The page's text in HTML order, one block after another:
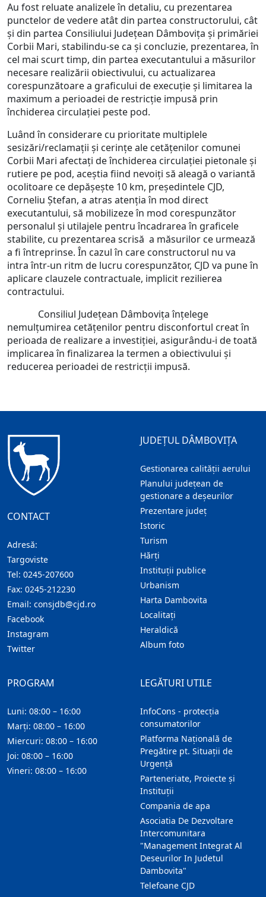
Au fost reluate analizele în detaliu, cu prezentarea
punctelor de vedere atât din partea constructorului, cât
și din partea Consiliului Județean Dâmbovița și primăriei
Corbii Mari, stabilindu-se ca și concluzie, prezentarea, în
cel mai scurt timp, din partea executantului a măsurilor
necesare realizării obiectivului, cu actualizarea
corespunzătoare a graficului de execuție și limitarea la
maximum a perioadei de restricție impusă prin
închiderea circulației peste pod.
Luând în considerare cu prioritate multiplele
sesizări/reclamații și cerințe ale cetățenilor comunei
Corbii Mari afectați de închiderea circulației pietonale și
rutiere pe pod, aceștia fiind nevoiți să aleagă o variantă
ocolitoare ce depășește 10 km, președintele CJD,
Corneliu Ștefan, a atras atenția în mod direct
executantului, să mobilizeze în mod corespunzător
personalul și utilajele pentru încadrarea în graficele
stabilite, cu prezentarea scrisă a măsurilor ce urmează
a fi întreprinse. În cazul în care constructorul nu va
intra într-un ritm de lucru corespunzător, CJD va pune în
aplicare clauzele contractuale, implicit rezilierea
contractului.
Consiliul Județean Dâmbovița înțelege
nemulțumirea cetățenilor pentru disconfortul creat în
perioada de realizare a investiției, asigurându-i de toată
implicarea în finalizarea la termen a obiectivului și
reducerea perioadei de restricții impusă.
CONTACT
Adresă:
Targoviste
Tel: 0245-207600
Fax: 0245-212230
Email: consjdb@cjd.ro
Facebook
Instagram
Twitter
JUDEȚUL DÂMBOVIȚA
Gestionarea calității aerului
Planului județean de
gestionare a deșeurilor
Prezentare judeţ
Istoric
Turism
Hărţi
Instituţii publice
Urbanism
Harta Dambovita
Localitaţi
Heraldică
Album foto
LEGĂTURI UTILE
InfoCons - protecția
consumatorilor
Platforma Națională de
Pregătire pt. Situații de
Urgență
Parteneriate, Proiecte și
Instituții
Compania de apa
Asociatia De Dezvoltare
Intercomunitara
"Management Integrat Al
Deseurilor In Judetul
Dambovita"
Telefoane CJD
PROGRAM
Luni: 08:00 – 16:00
Marți: 08:00 – 16:00
Miercuri: 08:00 – 16:00
Joi: 08:00 – 16:00
Vineri: 08:00 – 16:00